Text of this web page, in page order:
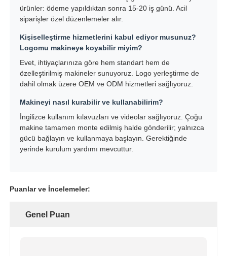
ürünler: ödeme yapıldıktan sonra 15-20 iş günü. Acil
siparişler özel düzenlemeler alır.
Kişiselleştirme hizmetlerini kabul ediyor musunuz?
Logomu makineye koyabilir miyim?
Evet, ihtiyaçlarınıza göre hem standart hem de
özelleştirilmiş makineler sunuyoruz. Logo yerleştirme de
dahil olmak üzere OEM ve ODM hizmetleri sağlıyoruz.
Makineyi nasıl kurabilir ve kullanabilirim?
İngilizce kullanım kılavuzları ve videolar sağlıyoruz. Çoğu
makine tamamen monte edilmiş halde gönderilir; yalnızca
gücü bağlayın ve kullanmaya başlayın. Gerektiğinde
yerinde kurulum yardımı mevcuttur.
Puanlar ve İncelemeler:
Genel Puan